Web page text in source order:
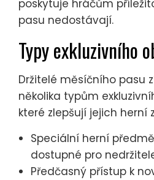
poskytuje hráčům
pasu nedostávají.
Typy exkluzivního
Držitelé měsíčního pasu
několika typům
které zlepšují jejich herní
Speciální herní
dostupné pro
Předčasný přístup k